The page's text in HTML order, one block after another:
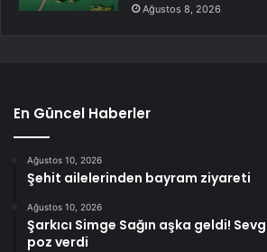
Ağustos 8, 2026
En Güncel Haberler
Ağustos 10, 2026
Şehit ailelerinden bayram ziyareti
Ağustos 10, 2026
Şarkıcı Simge Sağın aşka geldi!
poz verdi